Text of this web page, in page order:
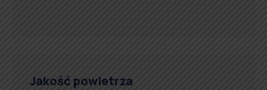
Jakość powietrza